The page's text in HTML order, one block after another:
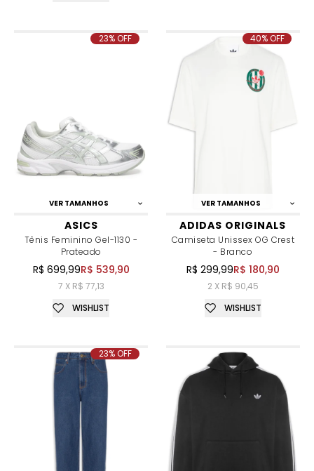
VER TAMANHOS
ASICS
Tênis Feminino Gel-1130 -
Prateado
R$ 699,99R$ 539,90
7 X R$ 77,13
23% OFF
WISHLIST
VER TAMANHOS
ADIDAS ORIGINALS
Camiseta Unissex OG Crest
- Branco
R$ 299,99R$ 180,90
2 X R$ 90,45
40% OFF
WISHLIST
23% OFF